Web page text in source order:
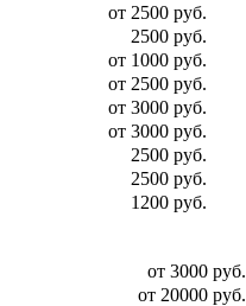
от 2500 руб.
2500 руб.
от 1000 руб.
от 2500 руб.
от 3000 руб.
от 3000 руб.
2500 руб.
2500 руб.
1200 руб.
от 3000 руб.
от 20000 руб.